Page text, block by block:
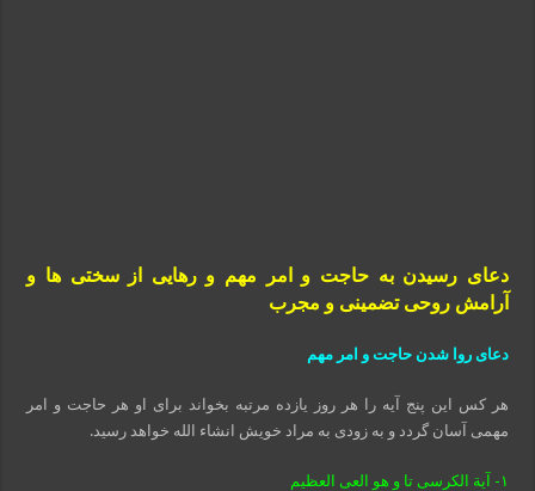
دعای رسیدن به حاجت و امر مهم و رهایی از سختی ها و
آرامش روحی تضمینی و مجرب
دعای روا شدن حاجت و امر مهم
هر کس این پنج آیه را هر روز یازده مرتبه بخواند برای او هر حاجت و امر
مهمی آسان گردد و به زودی به مراد خویش انشاء الله خواهد رسید.
۱- آیة الکرسی تا و هو العی العظیم